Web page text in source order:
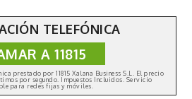
Reserved. Fabulist by
TELEFÓNICA
A 11815
prestado por 11815 Xalana Business S.L. El precio
por segundo. Impuestos Incluidos. Servicio
para redes fijas y móviles.